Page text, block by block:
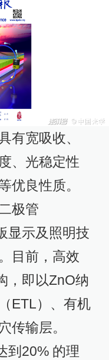
有宽吸收、
、光稳定性
优良性质。
极管
显示及照明技
目前，高效
，即以ZnO纳
ETL）、有机
传输层。
到20% 的理